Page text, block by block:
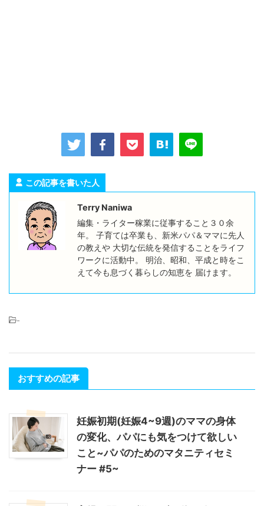
この記事を書いた人
Terry Naniwa
編集・ライター稼業に従事すること３０余
年。 子育ては卒業も、新米パパ＆ママに先人
の教えや 大切な伝統を発信することをライフ
ワークに活動中。 明治、昭和、平成と時をこ
えて今も息づく暮らしの知恵を 届けます。
-
おすすめの記事
妊娠初期(妊娠4~9週)のママの身体
の変化、パパにも気をつけて欲しい
こと~パパのためのマタニティセミ
ナー #5~